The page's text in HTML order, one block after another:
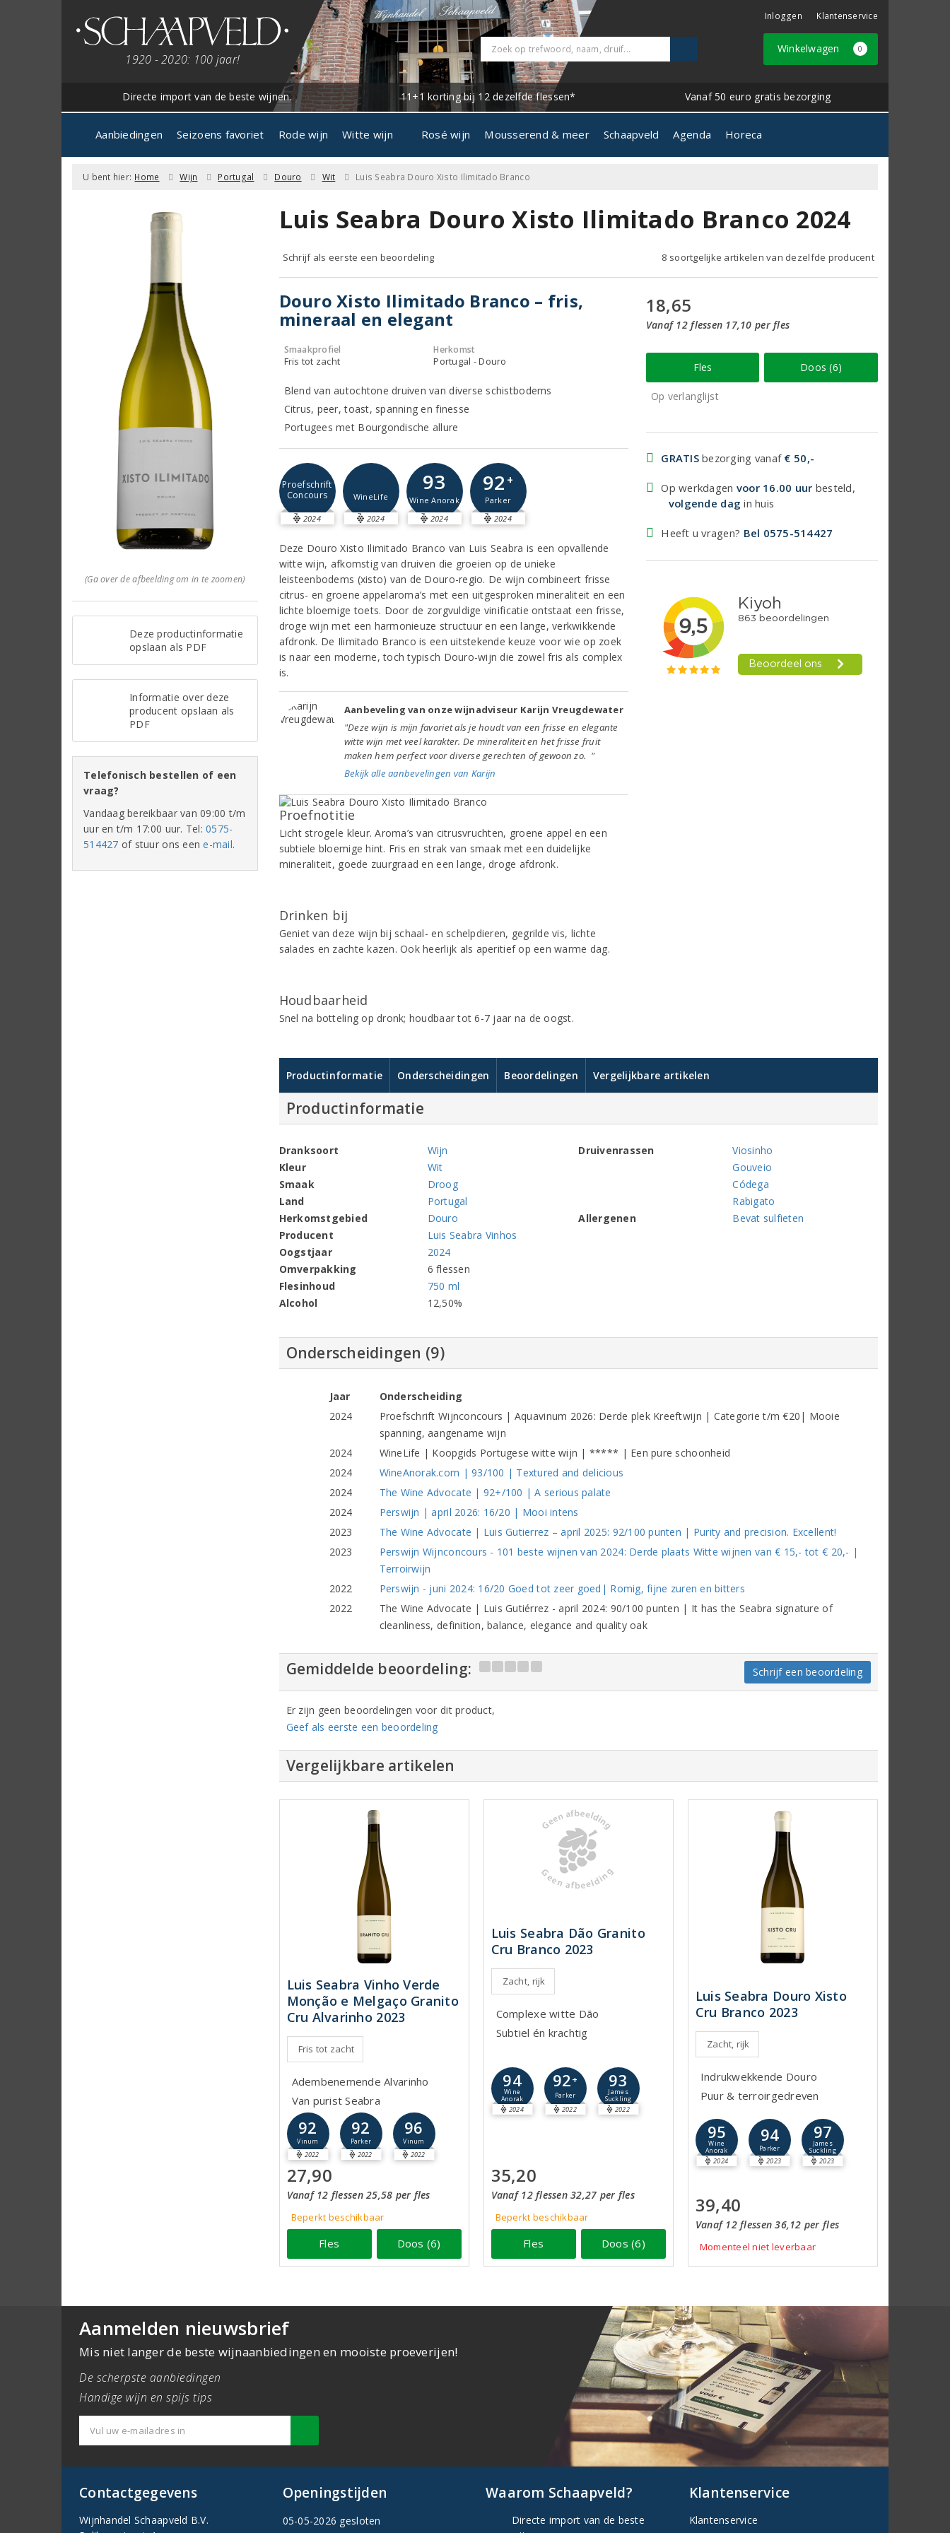
1920 - 2020: 100 jaar!
Inloggen Klantenservice
Winkelwagen 0
Directe import van de beste wijnen. 11+1 korting bij 12 dezelfde flessen* Vanaf 50 euro gratis bezorging
Aanbiedingen Seizoens favoriet Rode wijn Witte wijn Rosé wijn Mousserend & meer Schaapveld Agenda Horeca
U bent hier: Home Wijn Portugal Douro Wit Luis Seabra Douro Xisto Ilimitado Branco
(Ga over de afbeelding om in te zoomen)
Deze productinformatie
opslaan als PDF
Informatie over deze
producent opslaan als
PDF
Telefonisch bestellen of een
vraag?
Vandaag bereikbaar van 09:00 t/m
uur en t/m 17:00 uur. Tel:0575-
514427 of stuur ons eene-mail.
Luis Seabra Douro Xisto Ilimitado Branco 2024
Schrijf als eerste een beoordeling 8 soortgelijke artikelen van dezelfde producent
Douro Xisto Ilimitado Branco – fris,
mineraal en elegant
Smaakprofiel
Fris tot zacht
Herkomst
Portugal - Douro
Blend van autochtone druiven van diverse schistbodems
Citrus, peer, toast, spanning en finesse
Portugees met Bourgondische allure
Proefschrift
Concours
2024
WineLife
2024
93
Wine Anorak
2024
92 +
Parker
2024
Deze Douro Xisto Ilimitado Branco van Luis Seabra is een opvallende
witte wijn, afkomstig van druiven die groeien op de unieke
leisteenbodems (xisto) van de Douro-regio. De wijn combineert frisse
citrus- en groene appelaroma’s met een uitgesproken mineraliteit en een
lichte bloemige toets. Door de zorgvuldige vinificatie ontstaat een frisse,
droge wijn met een harmonieuze structuur en een lange, verkwikkende
afdronk. De Ilimitado Branco is een uitstekende keuze voor wie op zoek
is naar een moderne, toch typisch Douro-wijn die zowel fris als complex
is.
Aanbeveling van onze wijnadviseur Karijn Vreugdewater
"Deze wijn is mijn favoriet als je houdt van een frisse en elegante
witte wijn met veel karakter. De mineraliteit en het frisse fruit
maken hem perfect voor diverse gerechten of gewoon zo. "
Bekijk alle aanbevelingen van Karijn
Proefnotitie
Licht strogele kleur. Aroma’s van citrusvruchten, groene appel en een
subtiele bloemige hint. Fris en strak van smaak met een duidelijke
mineraliteit, goede zuurgraad en een lange, droge afdronk.
Drinken bij
Geniet van deze wijn bij schaal- en schelpdieren, gegrilde vis, lichte
salades en zachte kazen. Ook heerlijk als aperitief op een warme dag.
Houdbaarheid
Snel na botteling op dronk; houdbaar tot 6-7 jaar na de oogst.
18,65
Vanaf 12 flessen 17,10 per fles
Fles Doos (6)
Op verlanglijst
GRATISbezorging vanaf € 50,-
Op werkdagen voor 16.00 uur besteld,
volgende dag in huis
Heeft u vragen? Bel 0575-514427
Productinformatie Onderscheidingen Beoordelingen Vergelijkbare artikelen
Productinformatie
Dranksoort
Wijn
Kleur
Wit
Smaak
Droog
Land
Portugal
Herkomstgebied
Douro
Producent
Luis Seabra Vinhos
Oogstjaar
2024
Omverpakking
6 flessen
Flesinhoud
750 ml
Alcohol
12,50%
Druivenrassen
Viosinho
Gouveio
Códega
Rabigato
Allergenen
Bevat sulfieten
Onderscheidingen (9)
Jaar
Onderscheiding
2024
Proefschrift Wijnconcours | Aquavinum 2026: Derde plek Kreeftwijn | Categorie t/m €20| Mooie
spanning, aangename wijn
2024
WineLife | Koopgids Portugese witte wijn | ***** | Een pure schoonheid
2024
WineAnorak.com | 93/100 | Textured and delicious
2024
The Wine Advocate | 92+/100 | A serious palate
2024
Perswijn | april 2026: 16/20 | Mooi intens
2023
The Wine Advocate | Luis Gutierrez – april 2025: 92/100 punten | Purity and precision. Excellent!
2023
Perswijn Wijnconcours - 101 beste wijnen van 2024: Derde plaats Witte wijnen van € 15,- tot € 20,- |
Terroirwijn
2022
Perswijn - juni 2024: 16/20 Goed tot zeer goed| Romig, fijne zuren en bitters
2022
The Wine Advocate | Luis Gutiérrez - april 2024: 90/100 punten | It has the Seabra signature of
cleanliness, definition, balance, elegance and quality oak
Gemiddelde beoordeling: Schrijf een beoordeling
Er zijn geen beoordelingen voor dit product,
Geef als eerste een beoordeling
Vergelijkbare artikelen
Luis Seabra Vinho Verde
Monção e Melgaço Granito
Cru Alvarinho 2023
Fris tot zacht
Adembenemende Alvarinho
Van purist Seabra
92
Vinum
2022
92
Parker
2022
96
Vinum
2022
27,90
Vanaf 12 flessen 25,58 per fles
Beperkt beschikbaar
Fles Doos (6)
Luis Seabra Dão Granito
Cru Branco 2023
Zacht, rijk
Complexe witte Dão
Subtiel én krachtig
94
Wine
Anorak
2024
92+
Parker
2022
93
James
Suckling
2022
35,20
Vanaf 12 flessen 32,27 per fles
Beperkt beschikbaar
Fles Doos (6)
Luis Seabra Douro Xisto
Cru Branco 2023
Zacht, rijk
Indrukwekkende Douro
Puur & terroirgedreven
95
Wine
Anorak
2024
94
Parker
2023
97
James
Suckling
2023
39,40
Vanaf 12 flessen 36,12 per fles
Momenteel niet leverbaar
Aanmelden nieuwsbrief
Mis niet langer de beste wijnaanbiedingen en mooiste proeverijen!
De scherpste aanbiedingen
Handige wijn en spijs tips
Contactgegevens
Wijnhandel Schaapveld B.V.
Openingstijden
05-05-2026 gesloten
Waarom Schaapveld?
Directe import van de beste
Klantenservice
Klantenservice